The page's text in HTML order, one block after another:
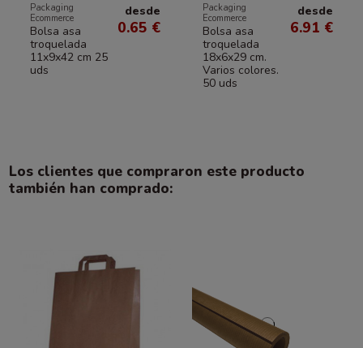
Packaging
Ecommerce
Bolsa asa
troquelada
11x9x42 cm 25
uds
desde
0.65 €
Packaging
Ecommerce
Bolsa asa
troquelada
18x6x29 cm.
Varios colores.
50 uds
desde
6.91 €
Los clientes que compraron este producto
también han comprado: